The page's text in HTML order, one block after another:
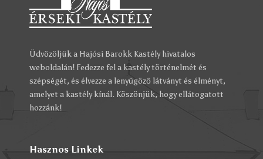
Üdvözöljük a Hajósi Barokk Kastély hivatalos
weboldalán! Fedezze fel a kastély történelmét és
szépségét, és élvezze a lenyűgöző látványt és élményt,
amelyet a kastély kínál. Köszönjük, hogy ellátogatott
hozzánk!
Hasznos Linkek